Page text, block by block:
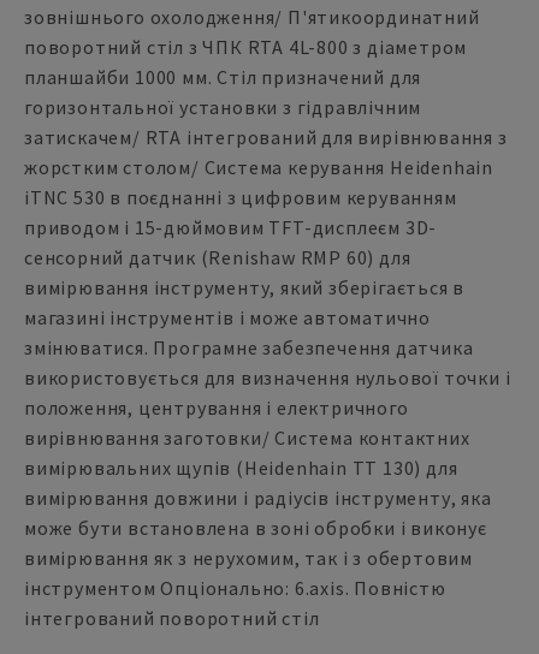
зовнішнього охолодження/ П'ятикоординатний
поворотний стіл з ЧПК RTA 4L-800 з діаметром
планшайби 1000 мм. Стіл призначений для
горизонтальної установки з гідравлічним
затискачем/ RTA інтегрований для вирівнювання з
жорстким столом/ Система керування Heidenhain
iTNC 530 в поєднанні з цифровим керуванням
приводом і 15-дюймовим TFT-дисплеєм 3D-
сенсорний датчик (Renishaw RMP 60) для
вимірювання інструменту, який зберігається в
магазині інструментів і може автоматично
змінюватися. Програмне забезпечення датчика
використовується для визначення нульової точки і
положення, центрування і електричного
вирівнювання заготовки/ Система контактних
вимірювальних щупів (Heidenhain TT 130) для
вимірювання довжини і радіусів інструменту, яка
може бути встановлена в зоні обробки і виконує
вимірювання як з нерухомим, так і з обертовим
інструментом Опціонально: 6.axis. Повністю
інтегрований поворотний стіл